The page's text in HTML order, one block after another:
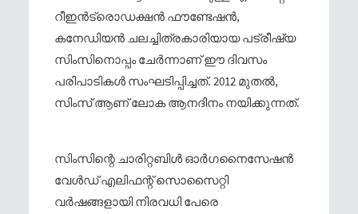
റീഇന്‍ട്രൊഡക്ഷന്‍ ഫൗണ്ടേഷന്‍,
കനേഡിയന്‍ ചലച്ചിത്രകാരിയായ പട്രീഷ്യ
സിംസിനൊപ്പം ചേര്‍ന്നാണ് ഈ ദിവസം
പരിപാടികള്‍ സംഘടിപ്പിച്ചത്. 2012 മുതല്‍,
സിംസ് ആണ് ലോക ആനദിനം നയിക്കുന്നത്.
സിംസിന്റെ ചാരിറ്റബിള്‍ ഓര്‍ഗനൈസേഷന്‍
വേള്‍ഡ് എലിഫന്റ് സൊസൈറ്റി
വര്‍ഷങ്ങളായി നിരവധി പേരെ